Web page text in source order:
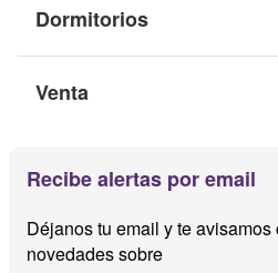
Dormitorios
Venta
Recibe alertas por email
Déjanos tu email y te
novedades sobre